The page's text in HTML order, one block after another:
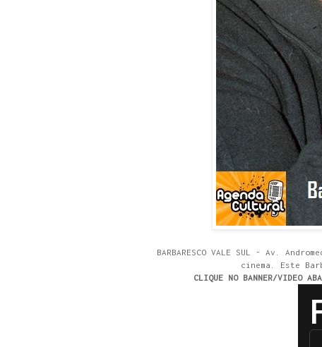
BARBARESCO VALE SUL - Av.
cinema. Este
CLIQUE NO BANNER/VIDEO